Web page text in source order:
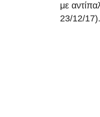
με
23/12/17).